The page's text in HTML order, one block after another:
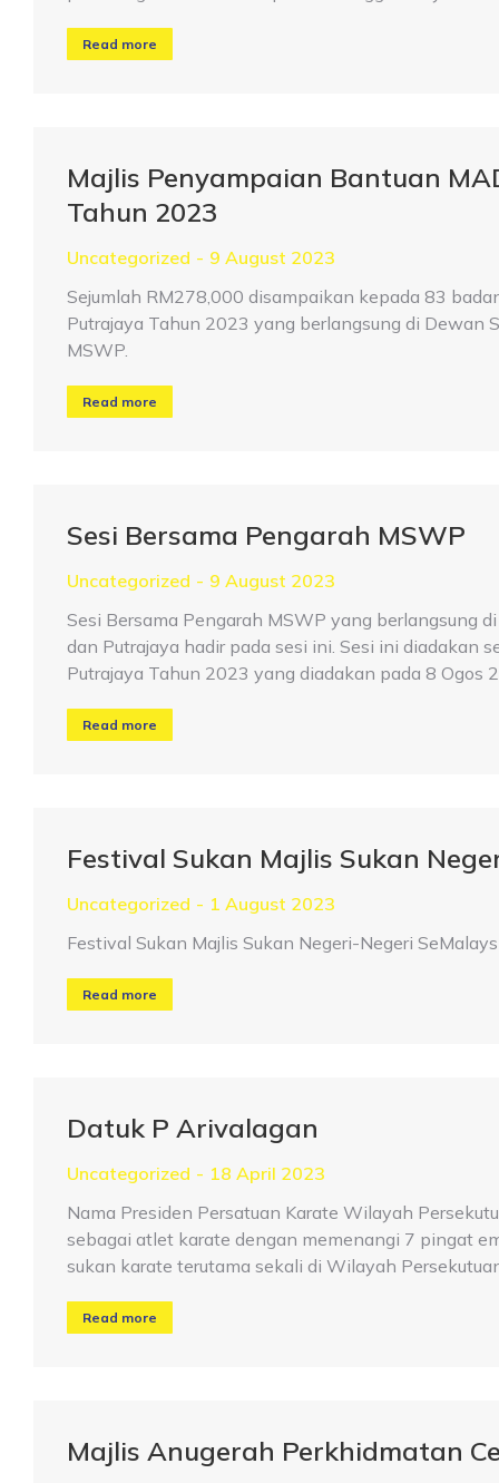
Read more
Majlis Penyampaian Bantuan
Tahun 2023
Uncategorized
9 August 2023
Sejumlah RM278,000 disampaikan kepada 83
Putrajaya Tahun 2023 yang berlangsung di Dewan
MSWP.
Read more
Sesi Bersama Pengarah MSWP
Uncategorized
9 August 2023
Sesi Bersama Pengarah MSWP yang berlangsung
dan Putrajaya hadir pada sesi ini. Sesi ini diadakan
Putrajaya Tahun 2023 yang diadakan pada 8 Ogos
Read more
Festival Sukan Majlis Sukan
Uncategorized
1 August 2023
Festival Sukan Majlis Sukan Negeri-Negeri
Read more
Datuk P Arivalagan
Uncategorized
18 April 2023
Nama Presiden Persatuan Karate Wilayah
sebagai atlet karate dengan memenangi 7 pingat
sukan karate terutama sekali di Wilayah
Read more
Majlis Anugerah Perkhidmatan